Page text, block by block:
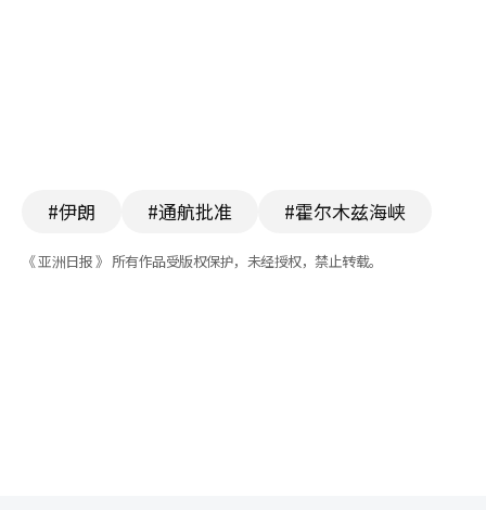
#伊朗 #通航批准 #霍尔木兹海峡
《 亚洲日报 》 所有作品受版权保护，未经授权，禁止转载。